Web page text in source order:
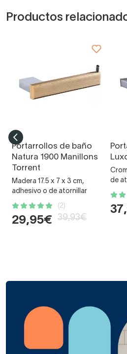
Productos
Portarrollos de baño
Natura 1900 Manillons
Torrent
Madera 17.5 x 7 x 3 cm,
adhesivo o de atornillar
(2)
29,95€ 39,93€
de